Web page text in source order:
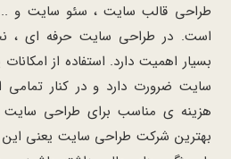
طراحی قالب سایت ، سئو سایت و ...
است. در طراحی سایت حرفه ای ،
بسیار اهمیت دارد. استفاده از
سایت ضرورت دارد و در کنار تمامی
هزینه ی مناسب برای طراحی
بهترین شرکت طراحی سایت یعنی این